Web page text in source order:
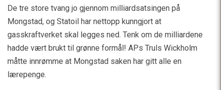
De tre store tvang jo gjennom milliardsatsingen på
Mongstad, og Statoil har nettopp kunngjort at
gasskraftverket skal legges ned. Tenk om de milliardene
hadde vært brukt til grønne formål! APs Truls Wickholm
måtte innrømme at Mongstad saken har gitt alle en
lærepenge.